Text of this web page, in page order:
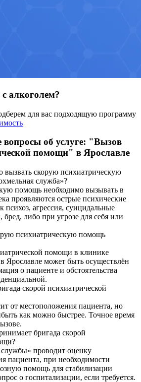
алкоголем?
для вас подходящую программу
вопросы об услуге: "Вызов
помощи" в Ярославле
вызвать скорую психиатрическую
служба»?
помощь необходимо вызывать в
проявляются острые психические
психоз, агрессия, суицидальные
либо при угрозе для себя или
психиатрическую помощь
помощи в клинике
Ярославле может быть осуществлён
о пациенте и обстоятельства
скорой психиатрической
от местоположения пациента, но
как можно быстрее. Точное время
бригада скорой
проводит оценку
пациента, при необходимости
помощь для стабилизации
о госпитализации, если требуется.